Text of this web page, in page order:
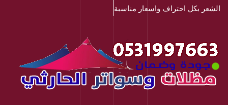
الشعر بكل احتراف واسعار مناسبة